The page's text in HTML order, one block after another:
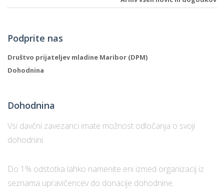
Podprite nas
Društvo prijateljev mladine Maribor (DPM)
Dohodnina
Dohodnina
Vsi davčni zavezanci imate možnost odločanja o svoji
dohodnini.
Do 1% odstotka lahko namenite eni izmed organizacij iz
seznama upravičencev do donacije dohodnine.